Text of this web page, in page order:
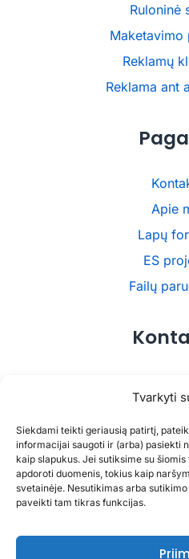
Tvarkyti
Siekdami teikti geriausią patirtį,
informacijai saugoti ir (arba) pasiekti
kaip slapukus. Jei sutiksime su
apdoroti duomenis, tokius kaip
svetainėje. Nesutikimas arba
paveikti tam tikras funkcijas.
Ruloninė
Maketavimo
Reklamų
Reklama ant
Apie
Lapų
ES
Failų
Pikulo g. 53,
+370 37
Copyright © 2026 iPRINT |